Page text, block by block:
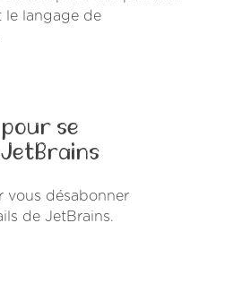
le langage de
pour se
vous désabonner
de JetBrains.